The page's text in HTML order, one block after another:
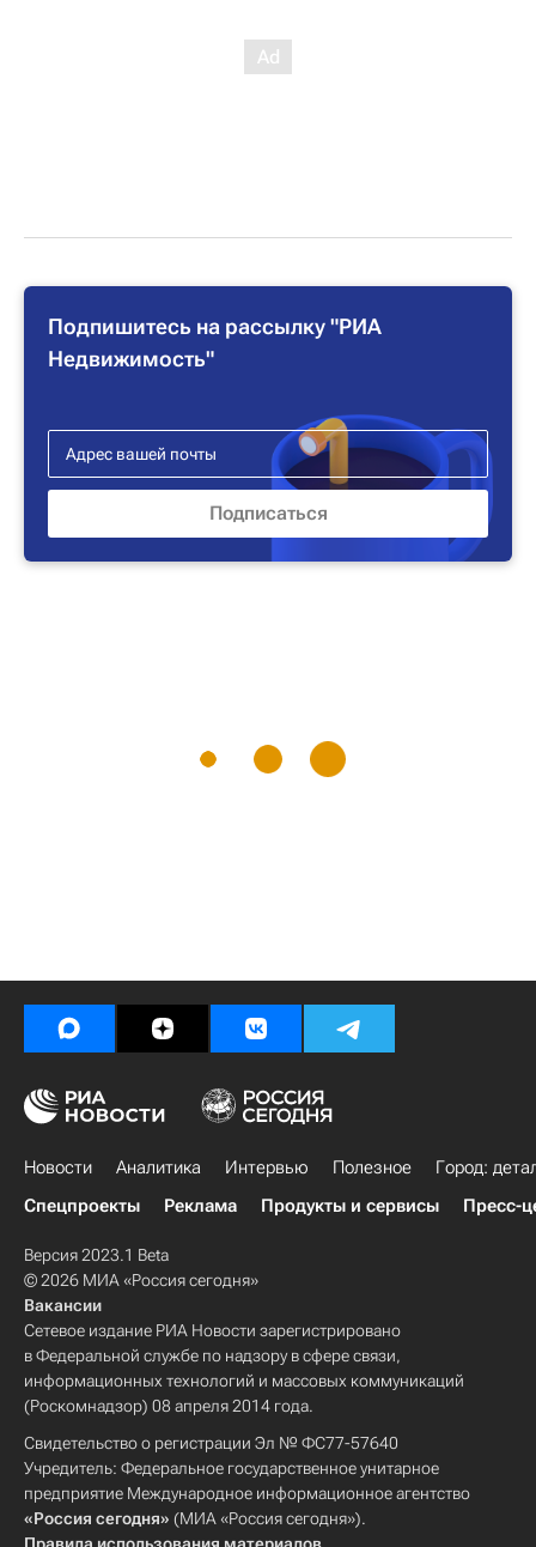
Подпишитесь на рассылку "РИА
Недвижимость"
Новости Аналитика Интервью Полезное
Город:
Спецпроекты
Реклама Продукты и сервисы Пресс-
Версия 2023.1 Beta
© 2026 МИА «Россия сегодня»
Вакансии
Сетевое издание РИА Новости зарегистрировано
в Федеральной службе по надзору в сфере связи,
информационных технологий и массовых коммуникаций
(Роскомнадзор) 08 апреля 2014 года.
Свидетельство о регистрации Эл № ФС77-57640
Учредитель: Федеральное государственное унитарное
предприятие Международное информационное агентство
«Россия сегодня» (МИА «Россия сегодня»).